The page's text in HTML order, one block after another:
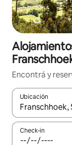
Encontrá y
Ubicación
Cuando los
Check-in